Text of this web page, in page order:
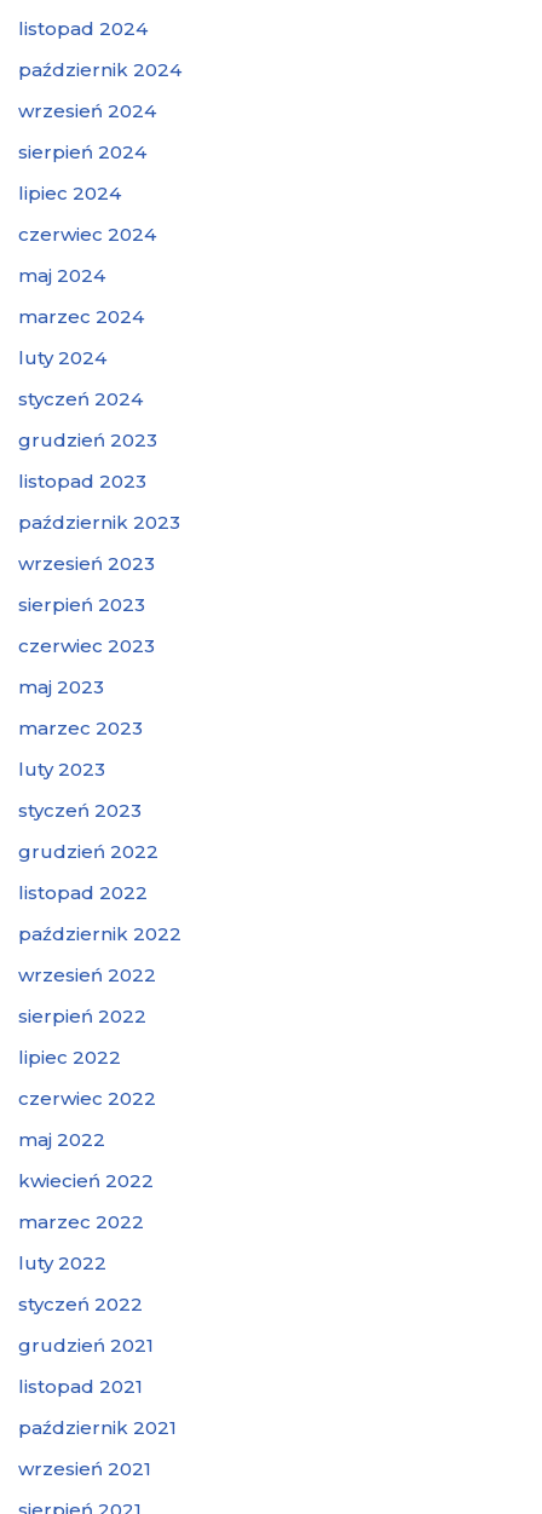
listopad 2024
październik 2024
wrzesień 2024
sierpień 2024
lipiec 2024
czerwiec 2024
maj 2024
marzec 2024
luty 2024
styczeń 2024
grudzień 2023
listopad 2023
październik 2023
wrzesień 2023
sierpień 2023
czerwiec 2023
maj 2023
marzec 2023
luty 2023
styczeń 2023
grudzień 2022
listopad 2022
październik 2022
wrzesień 2022
sierpień 2022
lipiec 2022
czerwiec 2022
maj 2022
kwiecień 2022
marzec 2022
luty 2022
styczeń 2022
grudzień 2021
listopad 2021
październik 2021
wrzesień 2021